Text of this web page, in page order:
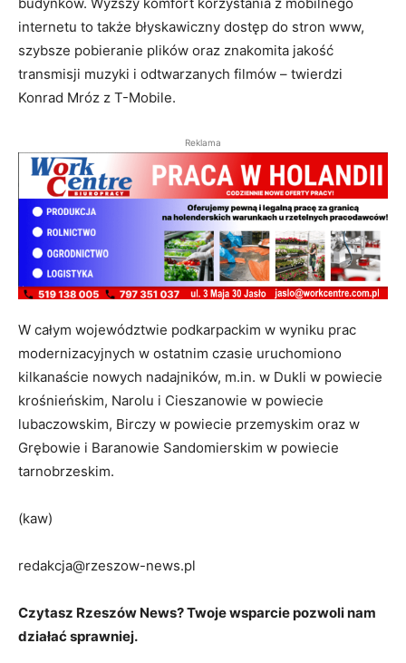
internetu to także błyskawiczny dostęp do stron www,
szybsze pobieranie plików oraz znakomita jakość
transmisji muzyki i odtwarzanych filmów – twierdzi
Konrad Mróz z T-Mobile.
Reklama
W całym województwie podkarpackim w wyniku prac
modernizacyjnych w ostatnim czasie uruchomiono
kilkanaście nowych nadajników, m.in. w Dukli w powiecie
krośnieńskim, Narolu i Cieszanowie w powiecie
lubaczowskim, Birczy w powiecie przemyskim oraz w
Grębowie i Baranowie Sandomierskim w powiecie
tarnobrzeskim.
(kaw)
redakcja@rzeszow-news.pl
Czytasz Rzeszów News? Twoje wsparcie pozwoli nam
działać sprawniej.